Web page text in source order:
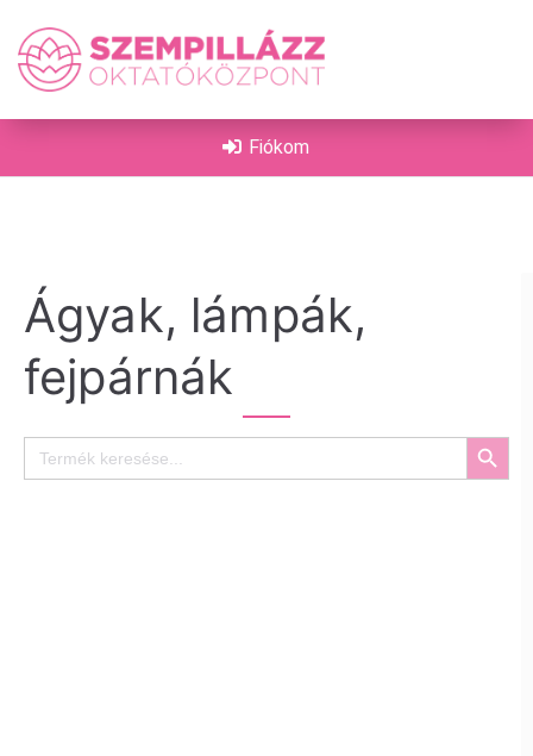
Fiókom
Ágyak, lámpák,
fejpárnák
Search
for:
Search Button